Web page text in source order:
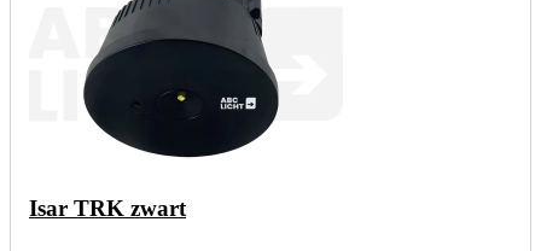
Isar TRK zwart